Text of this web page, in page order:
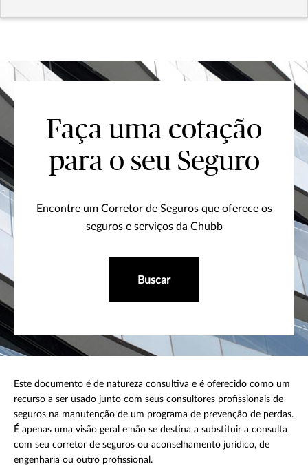
Faça uma cotação
para o seu Seguro
Encontre um Corretor de Seguros que oferece os
seguros e serviços da Chubb
Buscar
Este documento é de natureza consultiva e é oferecido como um
recurso a ser usado junto com seus consultores profissionais de
seguros na manutenção de um programa de prevenção de perdas.
É apenas uma visão geral e não se destina a substituir a consulta
com seu corretor de seguros ou aconselhamento jurídico, de
engenharia ou outro profissional.